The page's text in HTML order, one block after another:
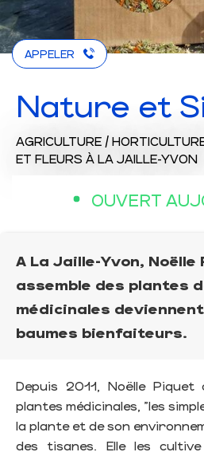
APPELER
Nature et
AGRICULTURE /
ET FLEURS À LA JAILLE-YVON
OUVERT
A La Jaille-Yvon,
assemble des plantes
médicinales
baumes bienfaiteurs.
Depuis 2011, Noëlle
plantes médicinales, "les
la plante et de son
des tisanes. Elle les